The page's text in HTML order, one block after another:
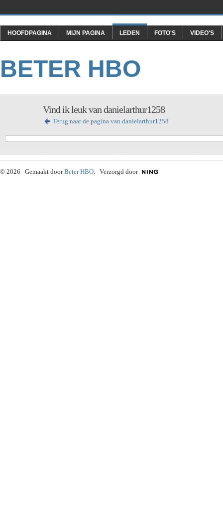
HOOFDPAGINA MIJN PAGINA LEDEN FOTO'S VIDEO'S
BETER HBO
Vind ik leuk van danielarthur1258
Terug naar de pagina van danielarthur1258
© 2026 Gemaakt doorBeter HBO. Verzorgd door